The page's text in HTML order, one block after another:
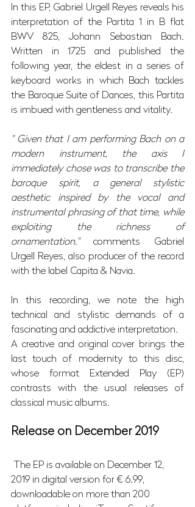
In this EP, Gabriel Urgell Reyes reveals his
interpretation of the Partita 1 in B flat
BWV 825, Johann Sebastian Bach.
Written in 1725 and published the
following year, the eldest in a series of
keyboard works in which Bach tackles
the Baroque Suite of Dances, this Partita
is imbued with gentleness and vitality.
" Given that I am performing Bach on a
modern instrument, the axis I
immediately chose was to transcribe the
baroque spirit, a general stylistic
aesthetic inspired by the vocal and
instrumental phrasing of that time, while
exploiting the richness of
ornamentation." comments Gabriel
Urgell Reyes, also producer of the record
with the label Capita & Navia.
In this recording, we note the high
technical and stylistic demands of a
fascinating and addictive interpretation.
A creative and original cover brings the
last touch of modernity to this disc,
whose format Extended Play (EP)
contrasts with the usual releases of
classical music albums.
Release on December 2019
2019 in digital version for € 6.99,
downloadable on more than 200